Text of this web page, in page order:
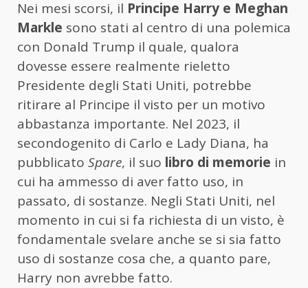
Nei mesi scorsi, il Principe Harry e Meghan
Markle sono stati al centro di una polemica
con Donald Trump il quale, qualora
dovesse essere realmente rieletto
Presidente degli Stati Uniti, potrebbe
ritirare al Principe il visto per un motivo
abbastanza importante. Nel 2023, il
secondogenito di Carlo e Lady Diana, ha
pubblicato Spare, il suo libro di memorie in
cui ha ammesso di aver fatto uso, in
passato, di sostanze. Negli Stati Uniti, nel
momento in cui si fa richiesta di un visto, è
fondamentale svelare anche se si sia fatto
uso di sostanze cosa che, a quanto pare,
Harry non avrebbe fatto.